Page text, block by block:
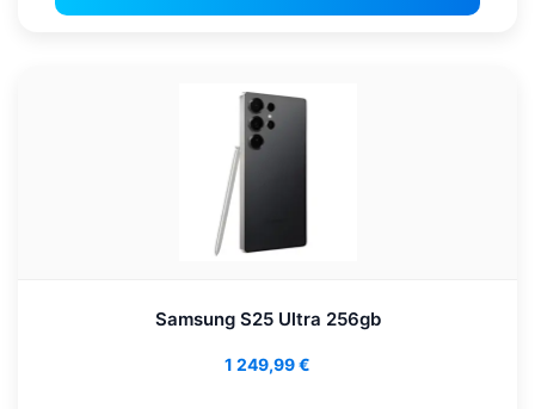
Samsung S25 Ultra 256gb
1 249,99€